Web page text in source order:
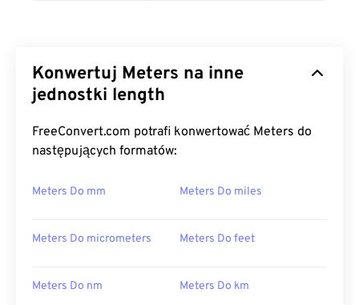
Konwertuj Meters na inne
jednostki length
FreeConvert.com potrafi konwertować Meters do
następujących formatów:
Meters Do mm Meters Do miles
Meters Do micrometers Meters Do feet
Meters Do nm Meters Do km